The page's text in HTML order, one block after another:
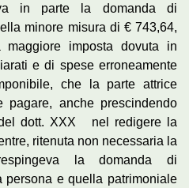
in parte la domanda di
minore misura di € 743,64,
imposta dovuta in
e di spese erroneamente
che la parte attrice
pagare, anche prescindendo
dott. XXX nel redigere la
ritenuta non necessaria la
la domanda di
persona e quella patrimoniale